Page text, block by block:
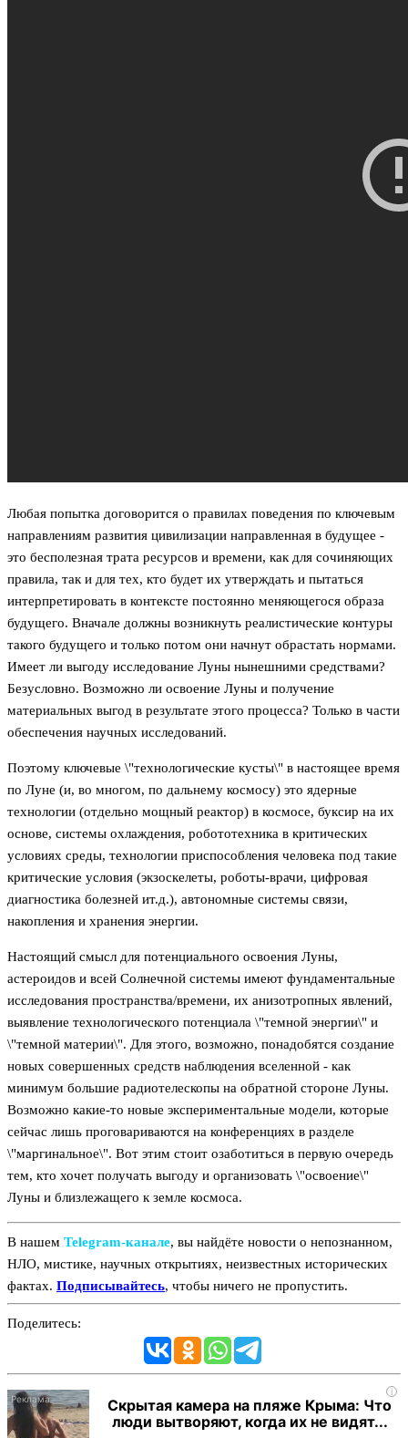
Любая попытка договорится о правилах поведения по ключевым
направлениям развития цивилизации направленная в будущее -
это бесполезная трата ресурсов и времени, как для сочиняющих
правила, так и для тех, кто будет их утверждать и пытаться
интерпретировать в контексте постоянно меняющегося образа
будущего. Вначале должны возникнуть реалистические контуры
такого будущего и только потом они начнут обрастать нормами.
Имеет ли выгоду исследование Луны нынешними средствами?
Безусловно. Возможно ли освоение Луны и получение
материальных выгод в результате этого процесса? Только в части
обеспечения научных исследований.
Поэтому ключевые \"технологические кусты\" в настоящее время
по Луне (и, во многом, по дальнему космосу) это ядерные
технологии (отдельно мощный реактор) в космосе, буксир на их
основе, системы охлаждения, робототехника в критических
условиях среды, технологии приспособления человека под такие
критические условия (экзоскелеты, роботы-врачи, цифровая
диагностика болезней ит.д.), автономные системы связи,
накопления и хранения энергии.
Настоящий смысл для потенциального освоения Луны,
астероидов и всей Солнечной системы имеют фундаментальные
исследования пространства/времени, их анизотропных явлений,
выявление технологического потенциала \"темной энергии\" и
\"темной материи\". Для этого, возможно, понадобятся создание
новых совершенных средств наблюдения вселенной - как
минимум большие радиотелескопы на обратной стороне Луны.
Возможно какие-то новые экспериментальные модели, которые
сейчас лишь проговариваются на конференциях в разделе
\"маргинальное\". Вот этим стоит озаботиться в первую очередь
тем, кто хочет получать выгоду и организовать \"освоение\"
Луны и близлежащего к земле космоса.
В нашем Telegram‑канале, вы найдёте новости о непознанном,
НЛО, мистике, научных открытиях, неизвестных исторических
фактах. Подписывайтесь, чтобы ничего не пропустить.
Поделитесь:
i
Скрытая камера на пляже Крыма: Что
люди вытворяют, когда их не видят...